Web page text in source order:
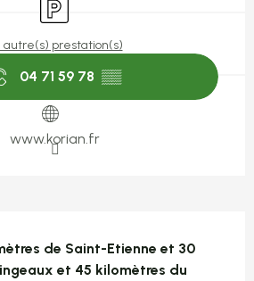
autre(s) prestation(s)
04 71 59 78 ▒▒
www.korian.fr
de Saint-Etienne et 30
et 45 kilomètres du